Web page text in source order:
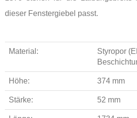
dieser Fenstergiebel passt.
Material:
Styropor
Höhe: 374 mm
Stärke: 52 mm